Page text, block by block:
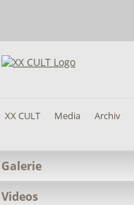
XX CULT Media Archiv
Navigation
überspringen
Galerie
Videos